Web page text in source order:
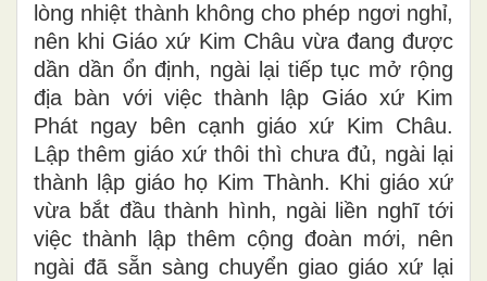
lòng nhiệt thành không cho phép ngơi nghỉ,
nên khi Giáo xứ Kim Châu vừa đang được
dần dần ổn định, ngài lại tiếp tục mở rộng
địa bàn với việc thành lập Giáo xứ Kim
Phát ngay bên cạnh giáo xứ Kim Châu.
Lập thêm giáo xứ thôi thì chưa đủ, ngài lại
thành lập giáo họ Kim Thành. Khi giáo xứ
vừa bắt đầu thành hình, ngài liền nghĩ tới
việc thành lập thêm cộng đoàn mới, nên
ngài đã sẵn sàng chuyển giao giáo xứ lại